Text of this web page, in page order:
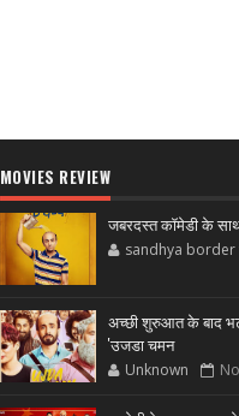
MOVIES REVIEW
जबरदस्त कॉमेडी के
sandhya border
अच्छी शुरुआत के बाद
'उजडा चमन
Unknown